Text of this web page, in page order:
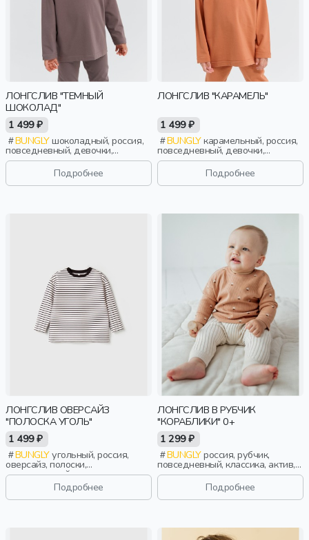
ЛОНГСЛИВ "ТЕМНЫЙ
ШОКОЛАД"
1 499 ₽
BUNGLYшоколадный, россия,
повседневный, девочки,
малыши, дошкольники, дети
Подробнее
ЛОНГСЛИВ "КАРАМЕЛЬ"
1 499 ₽
BUNGLYкарамельный, россия,
повседневный, девочки,
малыши, дошкольники, дети
Подробнее
ЛОНГСЛИВ ОВЕРСАЙЗ
"ПОЛОСКА УГОЛЬ"
1 499 ₽
BUNGLYугольный, россия,
оверсайз, полоски,
повседневный, девочки,
малыши, дошкольники, дети
Подробнее
ЛОНГСЛИВ В РУБЧИК
"КОРАБЛИКИ" 0+
1 299 ₽
BUNGLYроссия, рубчик,
повседневный, классика, актив,
малыши, дети
Подробнее